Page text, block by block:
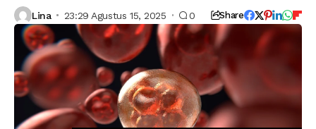
Lina 23:29 Agustus 15, 2025 0 Share